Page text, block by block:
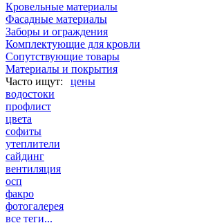
Кровельные материалы
Фасадные материалы
Заборы и ограждения
Комплектующие для кровли
Сопутствующие товары
Материалы и покрытия
цены
водостоки
профлист
цвета
софиты
утеплители
сайдинг
вентиляция
осп
факро
фотогалерея
все теги...